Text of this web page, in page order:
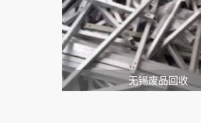
无锡废品回收